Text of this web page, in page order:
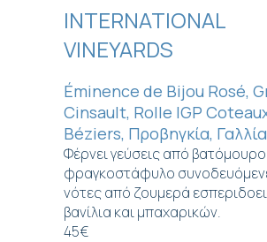
INTERNATIONAL
VINEYARDS
Éminence de Bijou Rosé,
Cinsault, Rolle IGP
Béziers, Προβηγκία, Γαλλία
Φέρνει γεύσεις από βατόμουρο
φραγκοστάφυλο
νότες από ζουμερά
βανίλια και μπαχαρικών.
45€